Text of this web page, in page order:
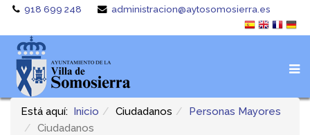
918 699 248 administracion@aytosomosierra.es
Está aquí: Inicio Ciudadanos
Personas Mayores
Ciudadanos